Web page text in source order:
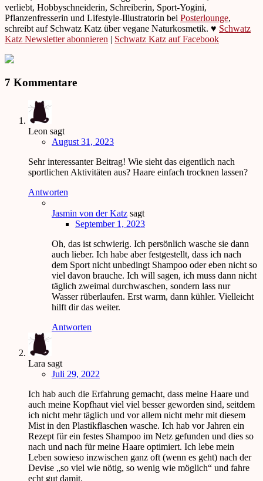
verliebt, Hobbyschneiderin, Schreiberin, Sport-Yogini,
Pflanzenfresserin und Lifestyle-Illustratorin bei Posterlounge,
schreibt auf Schwatz Katz über vegane Naturkosmetik. ♥ Schwatz
Katz Newsletter abonnieren | Schwatz Katz auf Facebook
7 Kommentare
Leon sagt
August 31, 2023
Sehr interessanter Beitrag! Wie sieht das eigentlich nach
sportlichen Aktivitäten aus? Haare einfach trocknen lassen?
Antworten
Jasmin von der Katz sagt
September 1, 2023
Oh, das ist schwierig. Ich persönlich wasche sie dann
auch lieber. Ich habe aber festgestellt, dass ich nach
dem Sport nicht unbedingt Shampoo oder eben nicht so
viel davon brauche. Ich will sagen, ich muss dann nicht
täglich zweimal durchwaschen, sondern lass nur
Wasser rüberlaufen. Erst warm, dann kühler. Vielleicht
hilft dir das weiter.
Antworten
Lara sagt
Juli 29, 2022
Ich hab auch die Erfahrung gemacht, dass meine Haare und
auch meine Kopfhaut viel viel besser geworden sind, seitdem
ich nicht mehr täglich und vor allem nicht mehr mit diesem
Mist in den Plastikflaschen wasche. Ich hab vor Jahren ein
Rezept für ein festes Shampoo im Netz gefunden und dies so
nach und nach für meine Haare optimiert. Ich lebe mein
Leben sowieso inzwischen ganz oft (wenn es geht) nach der
Devise „so viel wie nötig, so wenig wie möglich“ und fahre
echt gut damit.